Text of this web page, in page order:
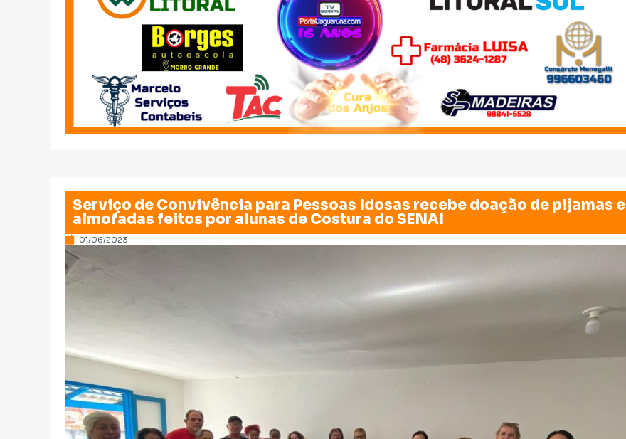
Serviço de Convivência para Pessoas Idosas recebe doação de pijamas e
almofadas feitos por alunas de Costura do SENAI
01/06/2023